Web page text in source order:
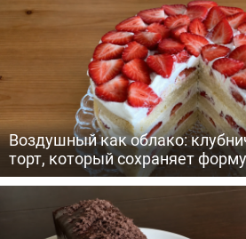
Воздушный как облако:
торт, который сохраняет форму